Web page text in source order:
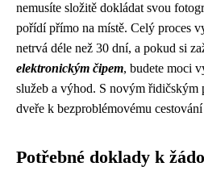
nemusíte složitě dokládat svou
pořídí přímo na místě. Celý proces
netrvá déle než 30 dní, a pokud si
elektronickým čipem, budete moci
služeb a výhod. S novým řidičským
dveře k bezproblémovému
Potřebné doklady k